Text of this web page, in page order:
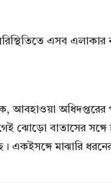
এসব এলাকার
আবহাওয়া
ঝোড়ো বাতাসের সঙ্গে
একইসঙ্গে মাঝারি